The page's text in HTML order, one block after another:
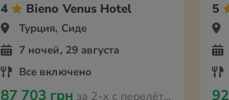
4 Bieno Venus Hotel
Турция, Сиде
7 ночей, 29 августа
Все включено
87 703 грн за 2-х с перелётом из Оради
5